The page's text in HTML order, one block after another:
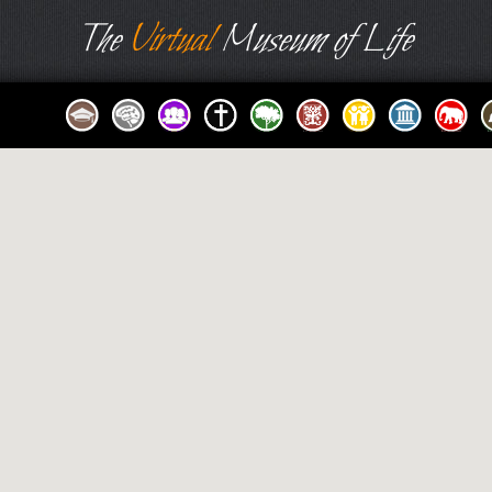
TheVirtualMuseum of Life